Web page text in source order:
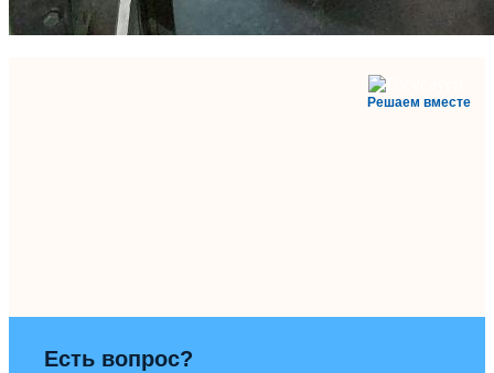
Решаем вместе
Есть вопрос?